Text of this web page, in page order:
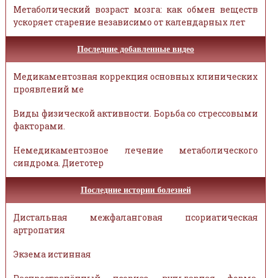
Метаболический возраст мозга: как обмен веществ
ускоряет старение независимо от календарных лет
Последние добавленные видео
Медикаментозная коррекция основных клинических
проявлений ме
Виды физической активности. Борьба со стрессовыми
факторами.
Немедикаментозное лечение метаболического
синдрома. Диетотер
Последние истории болезней
Дистальная межфаланговая псориатическая
артропатия
Экзема истинная